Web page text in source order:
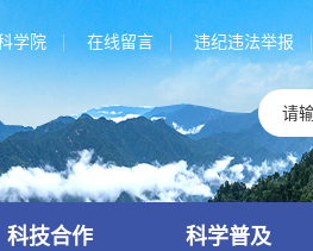
学院 在线留言 违纪违法举报
科技合作 科学普及